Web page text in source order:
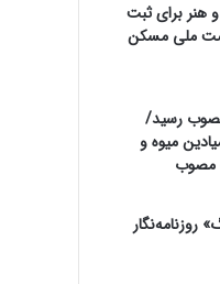
هنر برای ثبت
ملی مسکن
رسید/
میوه و
مصوب
روزنامه‌نگار